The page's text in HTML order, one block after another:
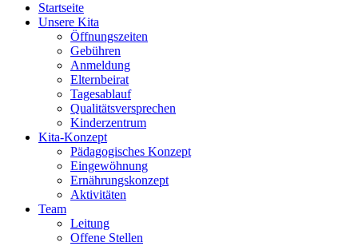
Startseite
Unsere Kita
Öffnungszeiten
Gebühren
Anmeldung
Elternbeirat
Tagesablauf
Qualitätsversprechen
Kinderzentrum
Kita-Konzept
Pädagogisches Konzept
Eingewöhnung
Ernährungskonzept
Aktivitäten
Team
Leitung
Offene Stellen